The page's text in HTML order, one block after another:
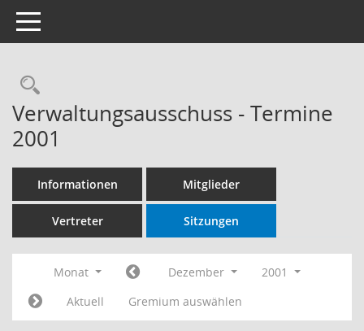
Toggle navigation
Rechercheauswahl
Verwaltungsausschuss - Termine
2001
Informationen Mitglieder
Vertreter Sitzungen
Monat Dezember
2001
Aktuell
Gremium auswählen